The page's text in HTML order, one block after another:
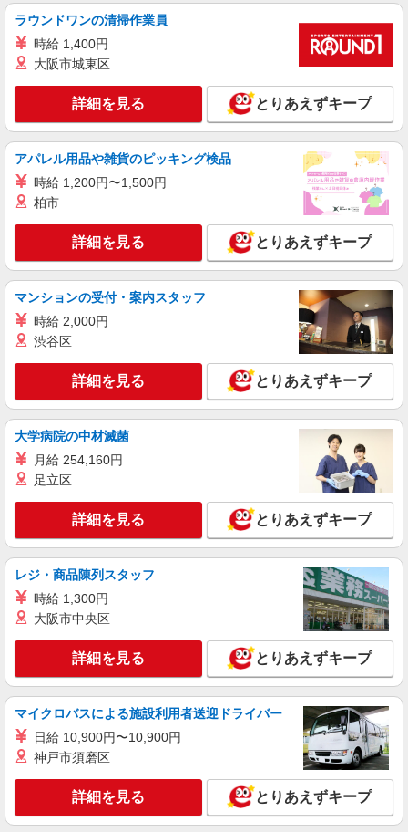
ラウンドワンの清掃作業員
時給 1,400円
大阪市城東区
詳細を見る とりあえずキープ
アパレル用品や雑貨のピッキング検品
時給 1,200円〜1,500円
柏市
詳細を見る とりあえずキープ
マンションの受付・案内スタッフ
時給 2,000円
渋谷区
詳細を見る とりあえずキープ
大学病院の中材滅菌
月給 254,160円
足立区
詳細を見る とりあえずキープ
レジ・商品陳列スタッフ
時給 1,300円
大阪市中央区
詳細を見る とりあえずキープ
マイクロバスによる施設利用者送迎ドライバー
日給 10,900円〜10,900円
神戸市須磨区
詳細を見る とりあえずキープ